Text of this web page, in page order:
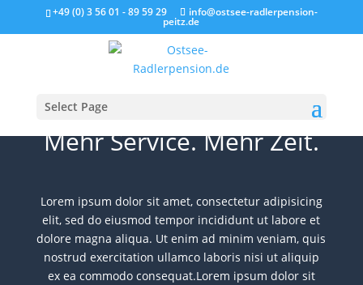
+49 (0) 3 56 01 - 89 59 29 info@ostsee-radlerpension-
peitz.de
Select Page
Mehr Service. Mehr Zeit.
Lorem ipsum dolor sit amet, consectetur adipisicing
elit, sed do eiusmod tempor incididunt ut labore et
dolore magna aliqua. Ut enim ad minim veniam, quis
nostrud exercitation ullamco laboris nisi ut aliquip
ex ea commodo consequat.Lorem ipsum dolor sit